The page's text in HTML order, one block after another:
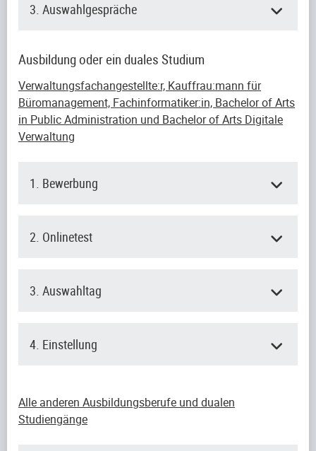
3. Auswahlgespräche
Ausbildung oder ein duales Studium
Verwaltungsfachangestellte:r, Kauffrau:mann für
Büromanagement, Fachinformatiker:in, Bachelor of Arts
in Public Administration und Bachelor of Arts Digitale
Verwaltung
1. Bewerbung
2. Onlinetest
3. Auswahltag
4. Einstellung
Alle anderen Ausbildungsberufe und dualen
Studiengänge